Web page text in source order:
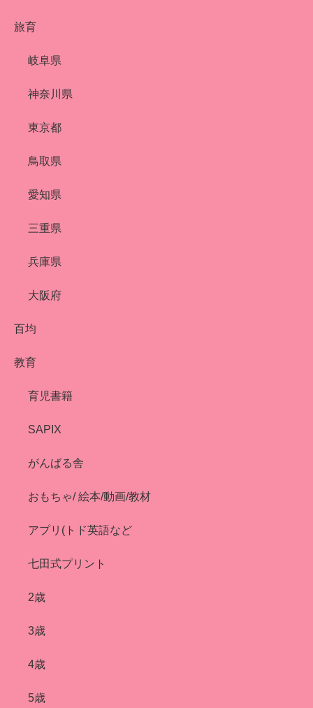
旅育
岐阜県
神奈川県
東京都
鳥取県
愛知県
三重県
兵庫県
大阪府
百均
教育
育児書籍
SAPIX
がんばる舎
おもちゃ/ 絵本/動画/教材
アプリ(トド英語など
七田式プリント
2歳
3歳
4歳
5歳